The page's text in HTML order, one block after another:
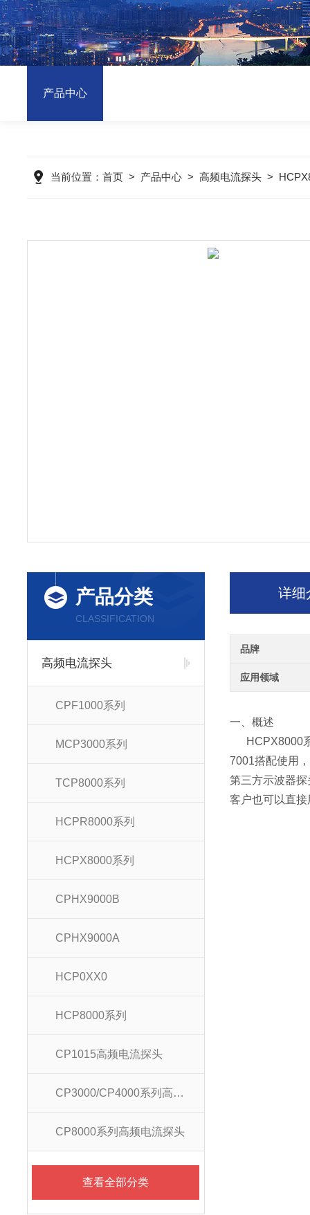
产品中心
当前位置： 首页 > 产品中心 > 高频电流探头 >
产品分类
CLASSIFICATION
高频电流探头
CPF1000系列
MCP3000系列
TCP8000系列
HCPR8000系列
HCPX8000系列
CPHX9000B
CPHX9000A
HCP0XX0
HCP8000系列
CP1015高频电流探头
CP3000/CP4000系列高频电流探头
CP8000系列高频电流探头
查看全部分类
详细
品牌
应用领域
一、概述
HCPX8000系
7001搭配使用
第三方示波器
客户也可以直